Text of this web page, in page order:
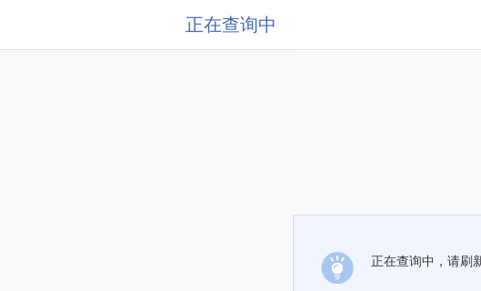
正在查询中
正在查询中，请刷